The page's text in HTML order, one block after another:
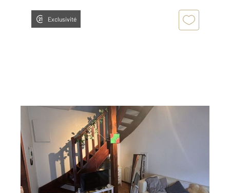
Exclusivité
ALENCON 61
28,03 m
, 2 pièces
Ref : 3236
Appartement Duplex à louer
395 €
par mois charges comprises